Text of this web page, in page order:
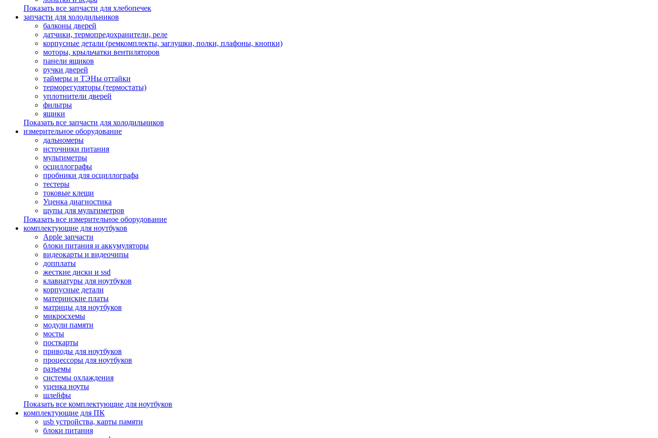
Показать все запчасти для хлебопечек
запчасти для холодильников
балконы дверей
датчики, термопредохранители, реле
корпусные детали (ремкомплекты, заглушки, полки, плафоны, кнопки)
моторы, крыльчатки вентиляторов
панели ящиков
ручки дверей
таймеры и ТЭНы оттайки
терморегуляторы (термостаты)
уплотнители дверей
фильтры
ящики
Показать все запчасти для холодильников
измерительное оборудование
дальномеры
источники питания
мультиметры
осциллографы
пробники для осциллографа
тестеры
токовые клещи
Уценка диагностика
щупы для мультиметров
Показать все измерительное оборудование
комплектующие для ноутбуков
Apple запчасти
блоки питания и аккумуляторы
видеокарты и видеочипы
допплаты
жесткие диски и ssd
клавиатуры для ноутбуков
корпусные детали
материнские платы
матрицы для ноутбуков
микросхемы
модули памяти
мосты
посткарты
приводы для ноутбуков
процессоры для ноутбуков
разъемы
системы охлаждения
уценка ноуты
шлейфы
Показать все комплектующие для ноутбуков
комплектующие для ПК
usb устройства, карты памяти
блоки питания